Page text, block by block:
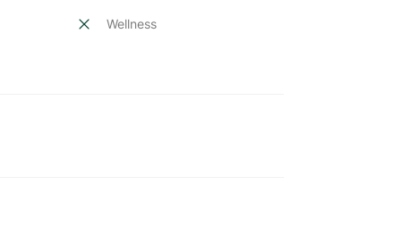
Wellness